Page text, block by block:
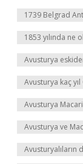
1739 Belgrad
1853 yılında ne
Avusturya
Avusturya kaç yıl
Avusturya
Avusturya ve
Avusturyalıların